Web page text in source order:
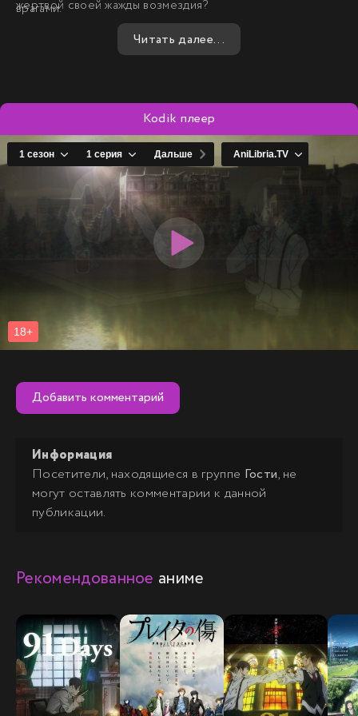
врагами.
жертвой своей жажды возмездия?
Читать далее...
Kodik плеер
Добавить комментарий
Информация
Посетители, находящиеся в группе Гости, не
могут оставлять комментарии к данной
публикации.
Рекомендованное аниме